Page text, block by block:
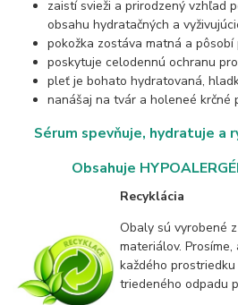
zaistí svieži a prirodzený vzhľad
obsahu hydratačných a
pokožka zostáva matná a pôsobí
poskytuje celodennú ochranu
pleť je bohato hydratovaná,
nanášaj na tvár a holeneé krčné
Sérum spevňuje, hydratuje a
Obsahuje
Recyklácia
Obaly sú vyrobené
materiálov.
každého
triedeného odpadu